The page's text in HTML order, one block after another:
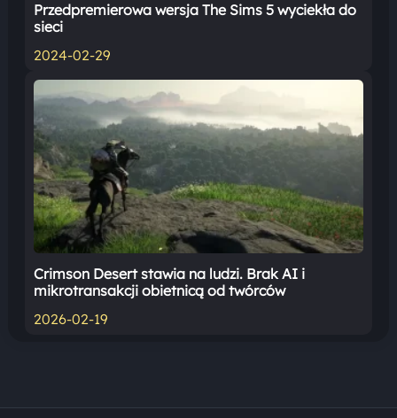
Przedpremierowa wersja The Sims 5 wyciekła do
sieci
2024-02-29
Crimson Desert stawia na ludzi. Brak AI i
mikrotransakcji obietnicą od twórców
2026-02-19